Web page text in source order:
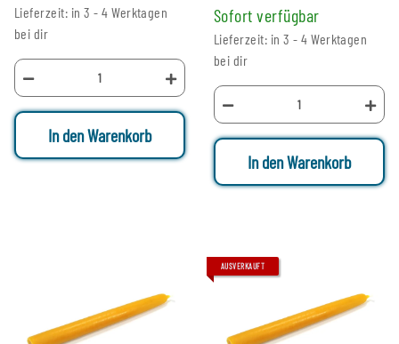
Lieferzeit: in 3 - 4 Werktagen
bei dir
In den Warenkorb
Sofort verfügbar
Lieferzeit: in 3 - 4 Werktagen
bei dir
In den Warenkorb
AUSVERKAUFT